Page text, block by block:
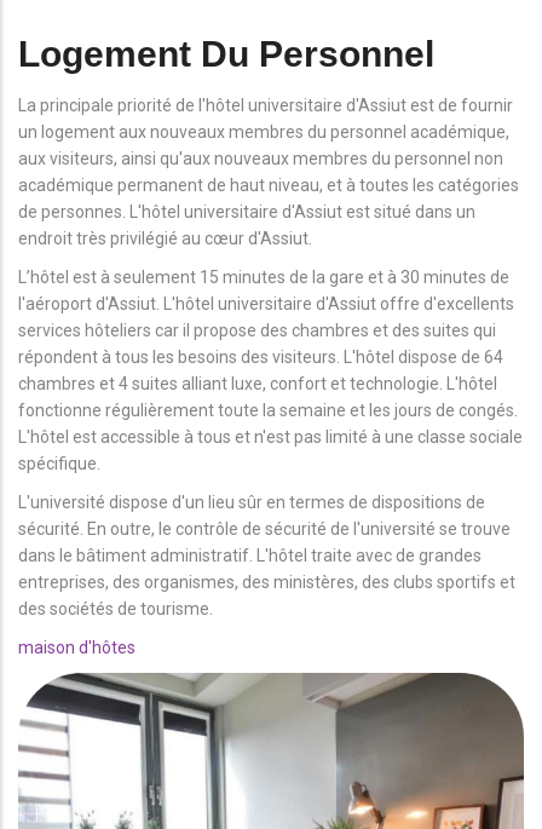
Logement Du Personnel
La principale priorité de l'hôtel universitaire d'Assiut est de fournir
un logement aux nouveaux membres du personnel académique,
aux visiteurs, ainsi qu'aux nouveaux membres du personnel non
académique permanent de haut niveau, et à toutes les catégories
de personnes. L'hôtel universitaire d'Assiut est situé dans un
endroit très privilégié au cœur d'Assiut.
L’hôtel est à seulement 15 minutes de la gare et à 30 minutes de
l'aéroport d'Assiut. L'hôtel universitaire d'Assiut offre d'excellents
services hôteliers car il propose des chambres et des suites qui
répondent à tous les besoins des visiteurs. L'hôtel dispose de 64
chambres et 4 suites alliant luxe, confort et technologie. L'hôtel
fonctionne régulièrement toute la semaine et les jours de congés.
L'hôtel est accessible à tous et n'est pas limité à une classe sociale
spécifique.
L'université dispose d'un lieu sûr en termes de dispositions de
sécurité. En outre, le contrôle de sécurité de l'université se trouve
dans le bâtiment administratif. L'hôtel traite avec de grandes
entreprises, des organismes, des ministères, des clubs sportifs et
des sociétés de tourisme.
maison d'hôtes